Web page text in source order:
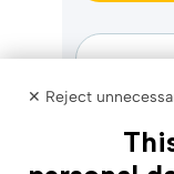
Reject